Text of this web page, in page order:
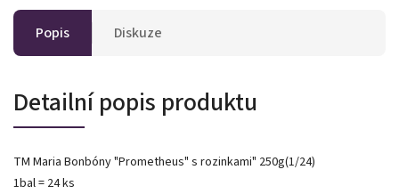
Popis Diskuze
Detailní popis produktu
TM Maria Bonbóny "Prometheus" s rozinkami" 250g(1/24)
1bal = 24 ks